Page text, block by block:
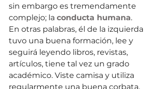
sin embargo es tremendamente
complejo; la conducta humana.
En otras palabras, él de la izquierda
tuvo una buena formación, lee y
seguirá leyendo libros, revistas,
artículos, tiene tal vez un grado
académico. Viste camisa y utiliza
regularmente una buena corbata,